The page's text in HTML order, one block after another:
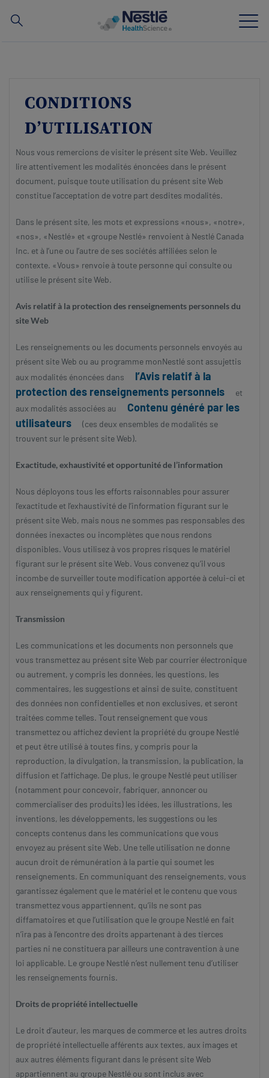
Nos investissements et nos partenariats
Contact
revamp
Contactez nous
Changer de thème
CONDITIONS
D’UTILISATION
Nous vous remercions de visiter le présent site Web. Veuillez
lire attentivement les modalités énoncées dans le présent
document, puisque toute utilisation du présent site Web
constitue l’acceptation de votre part desdites modalités.
Dans le présent site, les mots et expressions «nous», «notre»,
«nos», «Nestlé» et «groupe Nestlé» renvoient à Nestlé Canada
Inc. et à l’une ou l’autre de ses sociétés affiliées selon le
contexte. «Vous» renvoie à toute personne qui consulte ou
utilise le présent site Web.
Avis relatif à la protection des renseignements personnels du
site Web
Les renseignements ou les documents personnels envoyés au
présent site Web ou au programme monNestlé sont assujettis
aux modalités énoncées dans
l’Avis relatif à la
protection des renseignements personnels
et
aux modalités associées au
Contenu généré par les
utilisateurs
(ces deux ensembles de modalités se
trouvent sur le présent site Web).
Exactitude, exhaustivité et opportunité de l’information
Nous déployons tous les efforts raisonnables pour assurer
l’exactitude et l’exhaustivité de l’information figurant sur le
présent site Web, mais nous ne sommes pas responsables des
données inexactes ou incomplètes que nous rendons
disponibles. Vous utilisez à vos propres risques le matériel
figurant sur le présent site Web. Vous convenez qu’il vous
incombe de surveiller toute modification apportée à celui-ci et
aux renseignements qui y figurent.
Transmission
Les communications et les documents non personnels que
vous transmettez au présent site Web par courrier électronique
ou autrement, y compris les données, les questions, les
commentaires, les suggestions et ainsi de suite, constituent
des données non confidentielles et non exclusives, et seront
traitées comme telles. Tout renseignement que vous
transmettez ou affichez devient la propriété du groupe Nestlé
et peut être utilisé à toutes fins, y compris pour la
reproduction, la divulgation, la transmission, la publication, la
diffusion et l’affichage. De plus, le groupe Nestlé peut utiliser
(notamment pour concevoir, fabriquer, annoncer ou
commercialiser des produits) les idées, les illustrations, les
inventions, les développements, les suggestions ou les
concepts contenus dans les communications que vous
envoyez au présent site Web. Une telle utilisation ne donne
aucun droit de rémunération à la partie qui soumet les
renseignements. En communiquant des renseignements, vous
garantissez également que le matériel et le contenu que vous
transmettez vous appartiennent, qu’ils ne sont pas
diffamatoires et que l’utilisation que le groupe Nestlé en fait
n’ira pas à l’encontre des droits appartenant à des tierces
parties ni ne constituera par ailleurs une contravention à une
loi applicable. Le groupe Nestlé n’est nullement tenu d’utiliser
les renseignements fournis.
Droits de propriété intellectuelle
Le droit d’auteur, les marques de commerce et les autres droits
de propriété intellectuelle afférents aux textes, aux images et
aux autres éléments figurant dans le présent site Web
appartiennent au groupe Nestlé ou sont inclus avec